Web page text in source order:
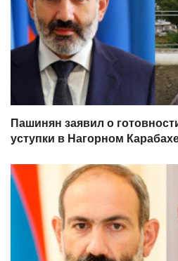
Пашинян заявил о
уступки в Нагорном